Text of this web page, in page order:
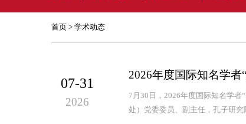
首页 > 学术动态
07-31
2026
2026年度国际知名学
7月30日，2026年度国际知名学
处）党委委员、副主任，孔子研究